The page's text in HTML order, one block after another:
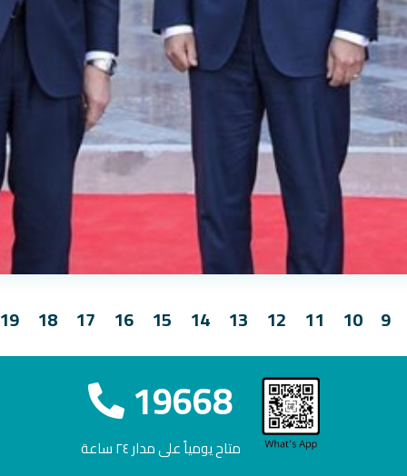
9
10
11
12
13
14
15
16
17
18
19668
متاح يومياً على مدار ٢٤ ساعة